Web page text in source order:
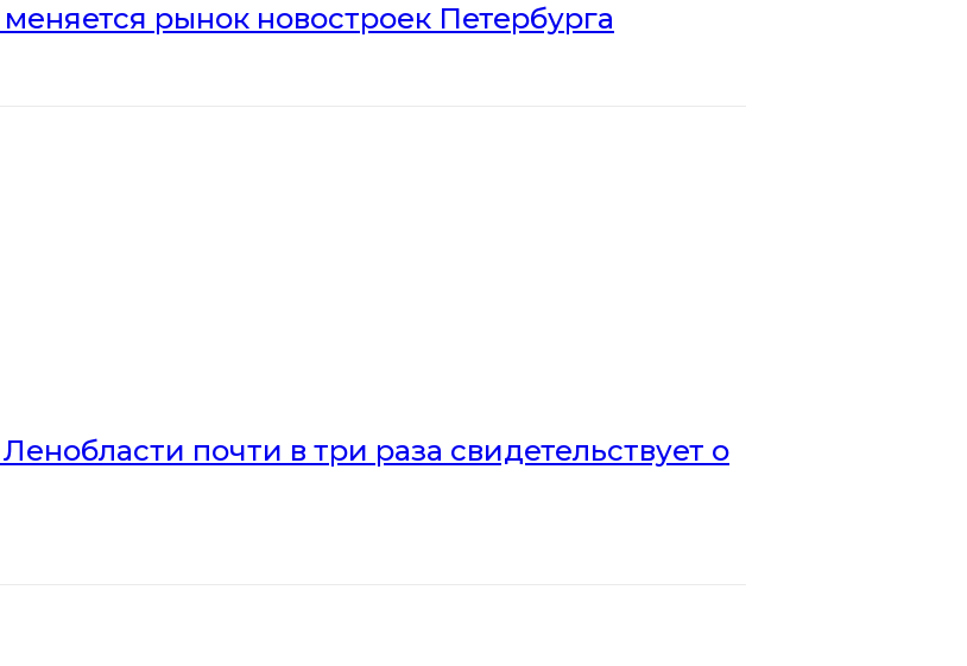
рынок новостроек Петербурга
почти в три раза свидетельствует о